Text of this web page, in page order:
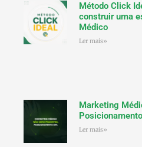
Método Click
construir uma
Médico
Ler mais»
Marketing
Ler mais»